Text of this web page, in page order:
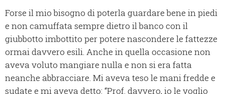
Forse il mio bisogno di poterla guardare bene in piedi
e non camuffata sempre dietro il banco con il
giubbotto imbottito per potere nascondere le fattezze
ormai davvero esili. Anche in quella occasione non
aveva voluto mangiare nulla e non si era fatta
neanche abbracciare. Mi aveva teso le mani fredde e
sudate e mi aveva detto: “Prof. davvero, io le voglio